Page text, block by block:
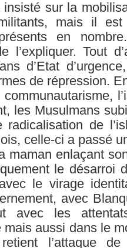
sur la
mais il
en
l’expliquer. Tout
d’Etat
de répression.
les Musulmans
de
celle-ci a passé
maman enlaçant
le désarroi
le virage
avec
avec les
aussi dans le
l’attaque